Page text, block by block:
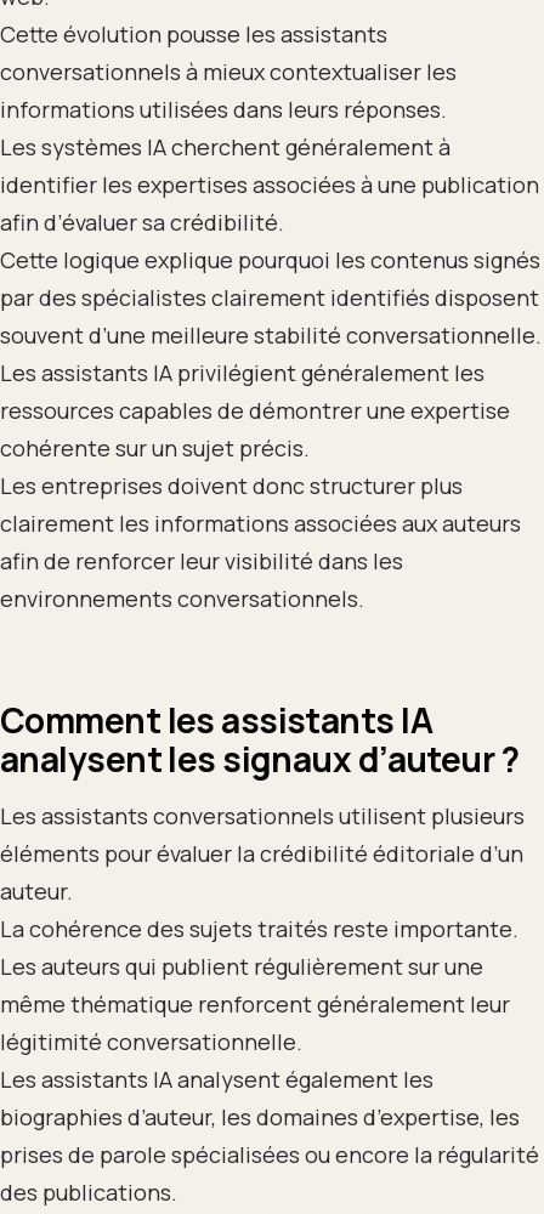
Cette évolution pousse les assistants
conversationnels à mieux contextualiser les
informations utilisées dans leurs réponses.
Les systèmes IA cherchent généralement à
identifier les expertises associées à une publication
afin d’évaluer sa crédibilité.
Cette logique explique pourquoi les contenus signés
par des spécialistes clairement identifiés disposent
souvent d’une meilleure stabilité conversationnelle.
Les assistants IA privilégient généralement les
ressources capables de démontrer une expertise
cohérente sur un sujet précis.
Les entreprises doivent donc structurer plus
clairement les informations associées aux auteurs
afin de renforcer leur visibilité dans les
environnements conversationnels.
Comment les assistants IA
analysent les signaux d’auteur ?
Les assistants conversationnels utilisent plusieurs
éléments pour évaluer la crédibilité éditoriale d’un
auteur.
La cohérence des sujets traités reste importante.
Les auteurs qui publient régulièrement sur une
même thématique renforcent généralement leur
légitimité conversationnelle.
Les assistants IA analysent également les
biographies d’auteur, les domaines d’expertise, les
prises de parole spécialisées ou encore la régularité
des publications.